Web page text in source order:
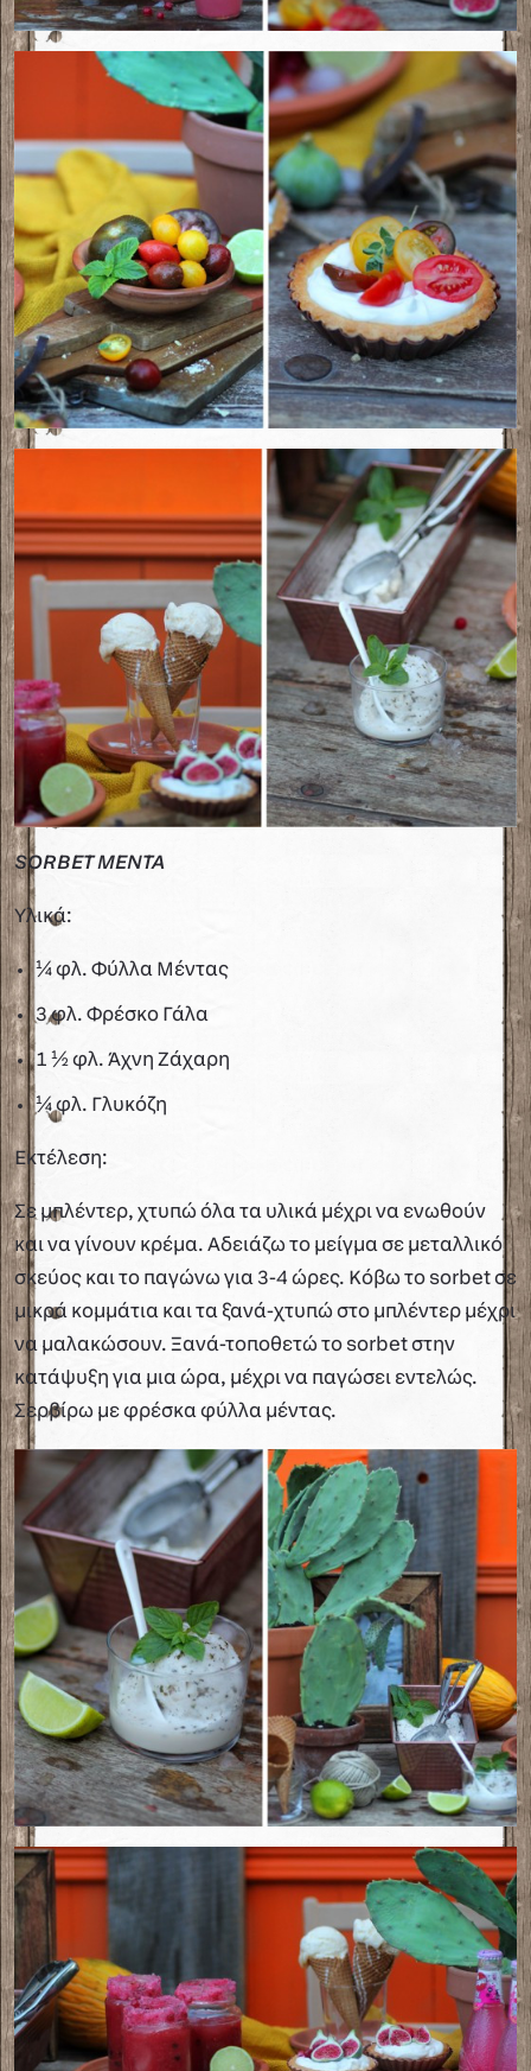
SORBET ΜΕΝΤΑ
Υλικά:
¼ φλ. Φύλλα Μέντας
3 φλ. Φρέσκο Γάλα
1 ½ φλ. Άχνη Ζάχαρη
¼ φλ. Γλυκόζη
Εκτέλεση:
Σε μπλέντερ, χτυπώ όλα τα υλικά μέχρι να ενωθούν
και να γίνουν κρέμα. Αδειάζω το μείγμα σε μεταλλικό
σκεύος και το παγώνω για 3-4 ώρες. Κόβω το sorbet σε
μικρά κομμάτια και τα ξανά-χτυπώ στο μπλέντερ μέχρι
να μαλακώσουν. Ξανά-τοποθετώ το sorbet στην
κατάψυξη για μια ώρα, μέχρι να παγώσει εντελώς.
Σερβίρω με φρέσκα φύλλα μέντας.